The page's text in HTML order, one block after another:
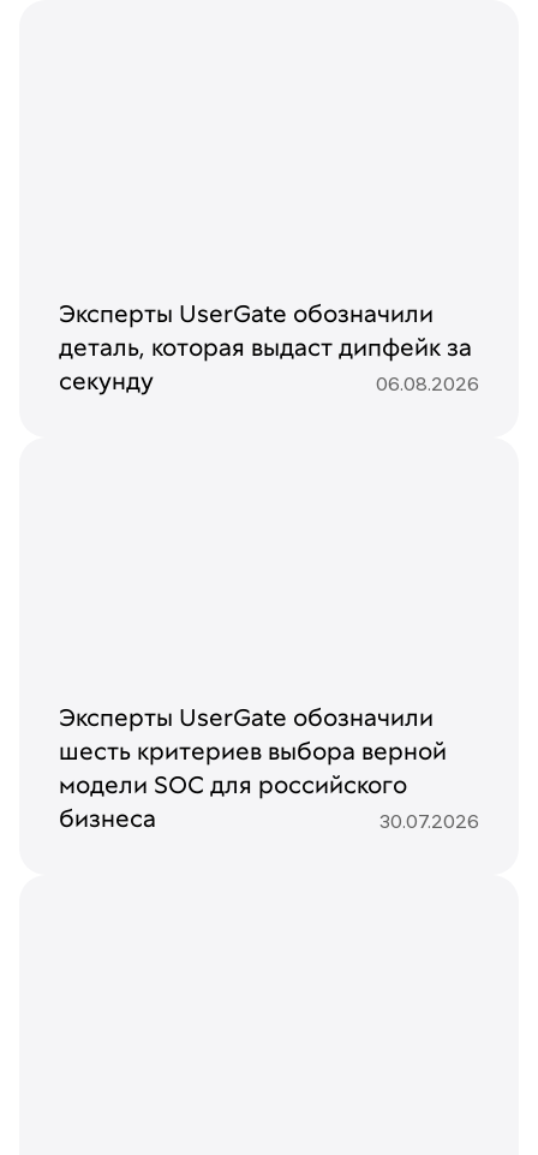
Эксперты UserGate обозначили
деталь, которая выдаст дипфейк за
секунду
06.08.2026
Эксперты UserGate обозначили
шесть критериев выбора верной
модели SOC для российского
бизнеса
30.07.2026